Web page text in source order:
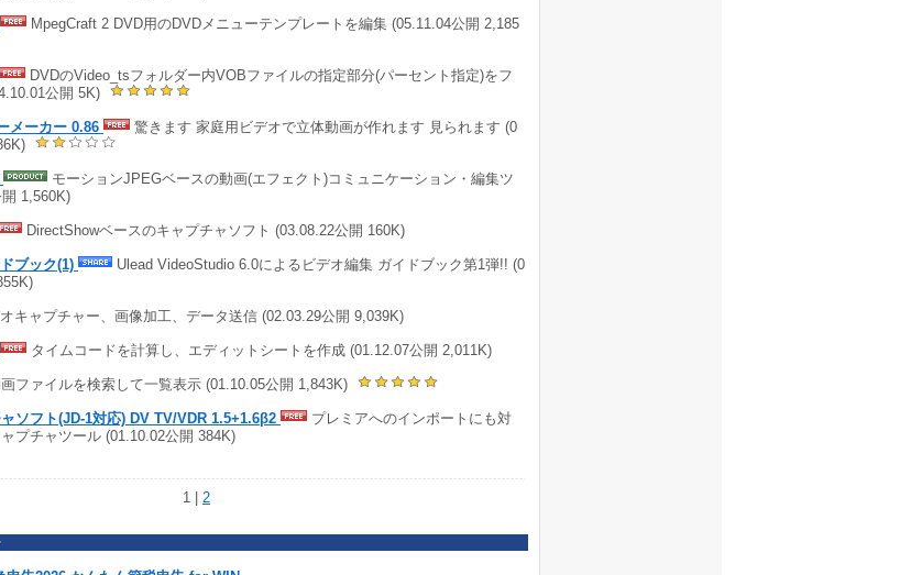
MpegCraft 2 DVD用のDVDメニューテンプレートを編集 (05.11.04公開 2,185
DVDのVideo_tsフォルダー内VOBファイルの指定部分(パーセント指定)をフ
公開 5K)
メーカー 0.86
驚きます 家庭用ビデオで立体動画が作れます 見られます (0
モーションJPEGベースの動画(エフェクト)コミュニケーション・編集ツ
1,560K)
DirectShowベースのキャプチャソフト (03.08.22公開 160K)
ブック(1)
Ulead VideoStudio 6.0によるビデオ編集 ガイドブック第1弾!! (0
キャプチャー、画像加工、データ送信 (02.03.29公開 9,039K)
タイムコードを計算し、エディットシートを作成 (01.12.07公開 2,011K)
ファイルを検索して一覧表示 (01.10.05公開 1,843K)
ソフト(JD-1対応) DV TV/VDR 1.5+1.6β2
プレミアへのインポートにも対
プチャツール (01.10.02公開 384K)
1 | 2